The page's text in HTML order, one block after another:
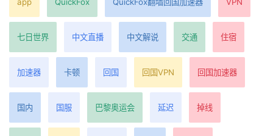
七日世界 中文直播 中文解说 交通 住宿
加速器 卡顿 回国 回国VPN 回国加速器
国内 国服 巴黎奥运会 延迟 掉线